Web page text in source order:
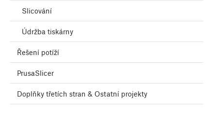
Slicování
Údržba tiskárny
Řešení potíží
PrusaSlicer
Doplňky třetích stran & Ostatní projekty